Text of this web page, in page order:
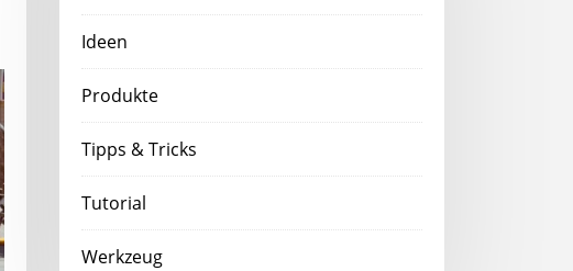
Ideen
Produkte
Tipps & Tricks
Tutorial
Werkzeug